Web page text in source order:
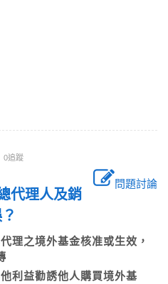
0追蹤
問題討論
代理人及銷
？
理之境外基金核准或生效，
利益勸誘他人購買境外基